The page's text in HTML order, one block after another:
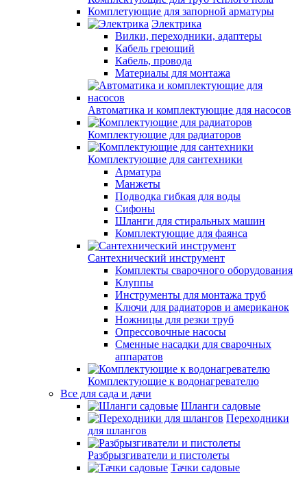
Комплетующие для запорной арматуры
Электрика
Вилки, переходники, адаптеры
Кабель греющий
Кабель, провода
Материалы для монтажа
Автоматика и комплектующие для насосов
Комплектующие для радиаторов
Комплектующие для сантехники
Арматура
Манжеты
Подводка гибкая для воды
Сифоны
Шланги для стиральных машин
Комплектующие для фаянса
Сантехнический инструмент
Комплекты сварочного оборудования
Клуппы
Инструменты для монтажа труб
Ключи для радиаторов и американок
Ножницы для резки труб
Опрессовочные насосы
Сменные насадки для сварочных
аппаратов
Комплектующие к водонагревателю
Все для сада и дачи
Шланги садовые
Переходники
для шлангов
Разбрызгиватели и пистолеты
Тачки садовые